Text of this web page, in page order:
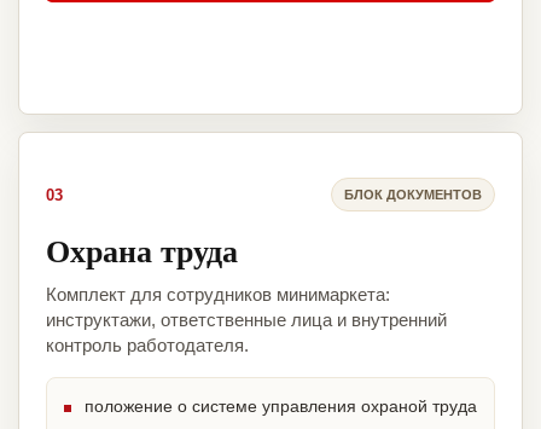
03 БЛОК ДОКУМЕНТОВ
Охрана труда
Комплект для сотрудников минимаркета:
инструктажи, ответственные лица и внутренний
контроль работодателя.
положение о системе управления охраной труда